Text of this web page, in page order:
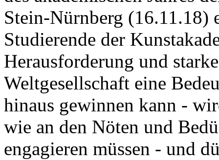
Stein-Nürnberg (16.11.18)
Studierende der
Herausforderung und
Weltgesellschaft eine
hinaus gewinnen kann -
wie an den Nöten und
engagieren müssen - und